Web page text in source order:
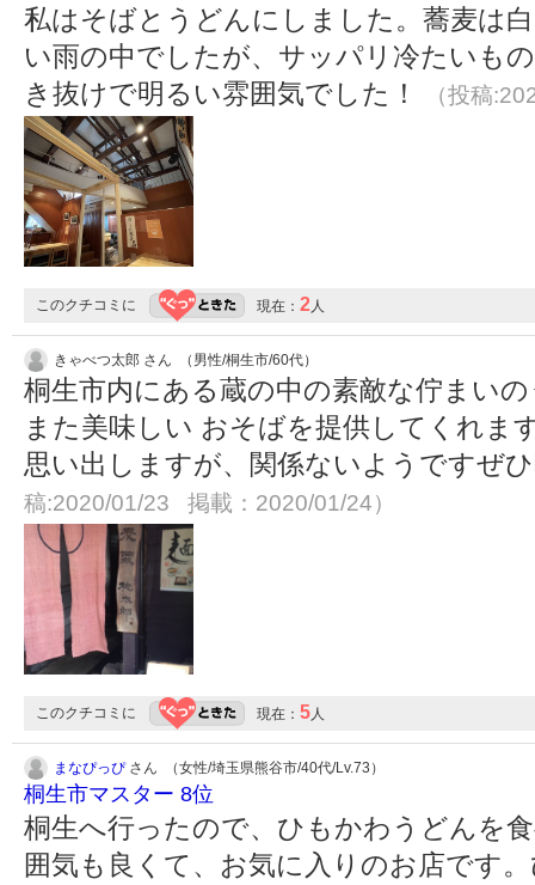
私はそばとうどんにしました。蕎麦は
い雨の中でしたが、サッパリ冷たいも
き抜けで明るい雰囲気でした！
（投稿
このクチコミに 現在： 2人
きゃべつ太郎 さん （男性/桐生市/60代）
桐生市内にある蔵の中の素敵な佇まい
また美味しい おそばを提供してくれま
思い出しますが、関係ないようですぜ
稿:2020/01/23 掲載：2020/01/24）
このクチコミに 現在： 5人
まなぴっぴさん （女性/埼玉県熊谷市/40代/Lv.73）
桐生市マスター 8位
桐生へ行ったので、ひもかわうどんを
囲気も良くて、お気に入りのお店です